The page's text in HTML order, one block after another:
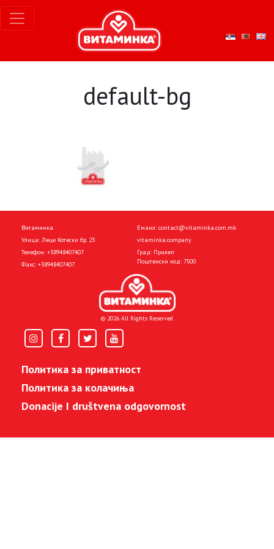
default-bg
Витаминка
Улица: Леце Котески бр. 23
Телефон: +38948407407
Факс: +38948407407
Емаил: contact@vitaminka.com.mk
vitaminka.company
Град: Прилеп
Поштенски код: 7500
© 2026 All Rights Reserved
Политика за приватност
Политика за колачиња
Donacije I društvena odgovornost